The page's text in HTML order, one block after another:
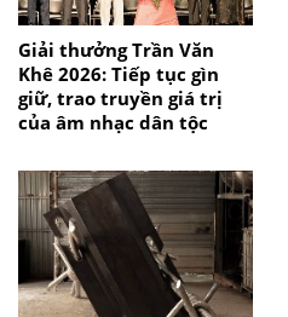
Giải thưởng Trần Văn
Khê 2026: Tiếp tục gìn
giữ, trao truyền giá trị
của âm nhạc dân tộc